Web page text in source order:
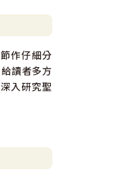
作仔細分
讀者多方
入研究聖